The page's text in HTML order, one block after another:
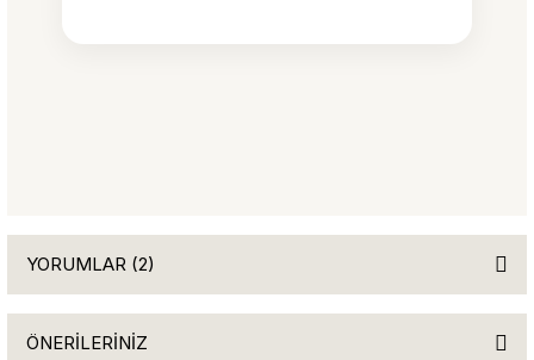
YORUMLAR (2)
ÖNERİLERİNİZ